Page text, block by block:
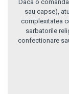
Daca o
sau capse),
complexitatea
sarbatorile
confectionare